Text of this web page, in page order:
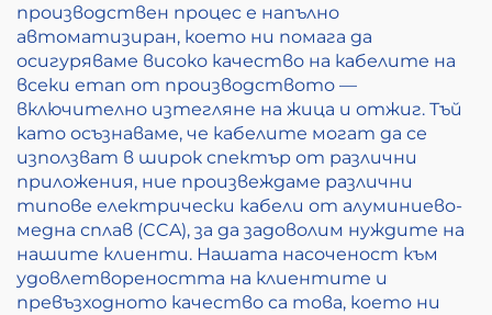
производствен процес е напълно
автоматизиран, което ни помага да
осигуряваме високо качество на кабелите на
всеки етап от производството —
включително изтегляне на жица и отжиг. Тъй
като осъзнаваме, че кабелите могат да се
използват в широк спектър от различни
приложения, ние произвеждаме различни
типове електрически кабели от алуминиево-
медна сплав (CCA), за да задоволим нуждите на
нашите клиенти. Нашата насоченост към
удовлетвореността на клиентите и
превъзходното качество са това, което ни